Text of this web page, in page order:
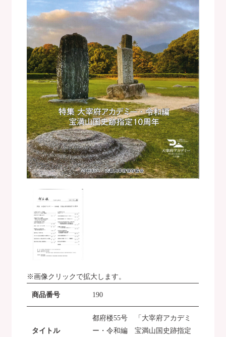
※画像クリックで拡大します。
商品番号 190
タイトル
都府楼55号 「大宰府アカデミ
ー・令和編 宝満山国史跡指定